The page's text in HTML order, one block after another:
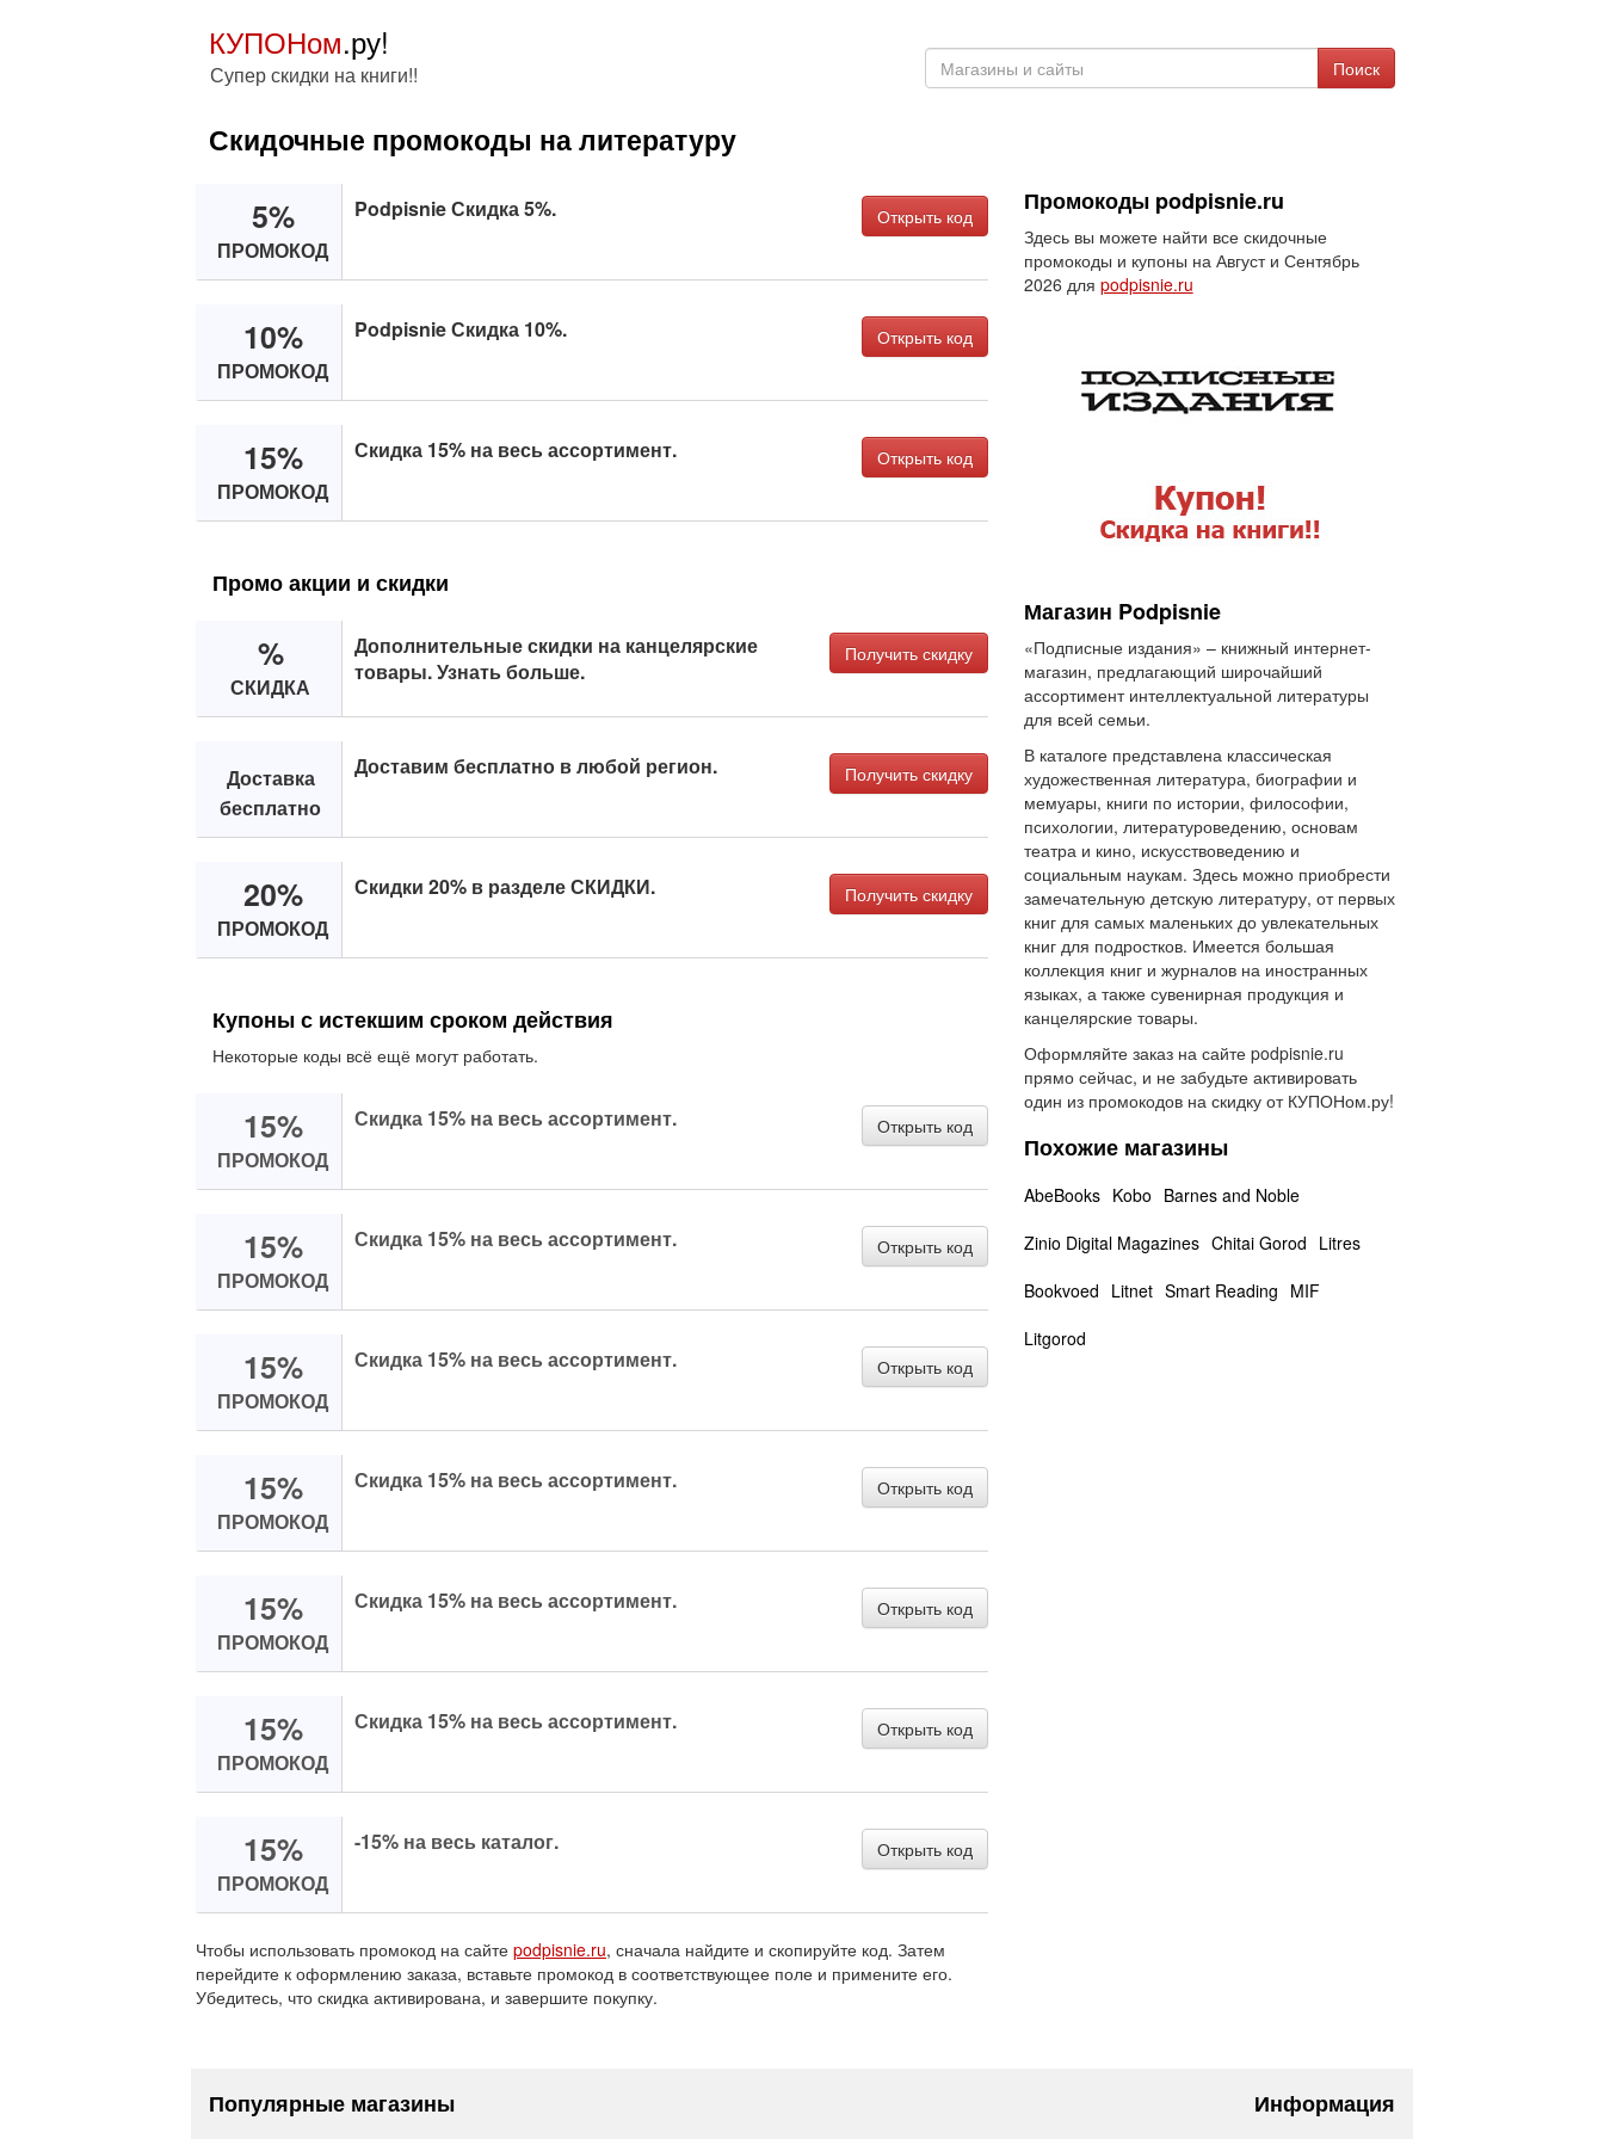
КУПОНом.ру!
Супер скидки на книги!! Поиск
Скидочные промокоды на литературу
5%
ПРОМОКОД
Podpisnie Скидка 5%. Открыть код
10%
ПРОМОКОД
Podpisnie Скидка 10%. Открыть код
15%
ПРОМОКОД
Скидка 15% на весь ассортимент. Открыть код
Промо акции и скидки
%
СКИДКА
Дополнительные скидки на канцелярские
товары. Узнать больше.
Получить скидку
Доставка
бесплатно
Доставим бесплатно в любой регион. Получить скидку
20%
ПРОМОКОД
Скидки 20% в разделе СКИДКИ. Получить скидку
Купоны с истекшим сроком действия
Некоторые коды всё ещё могут работать.
15%
ПРОМОКОД
Скидка 15% на весь ассортимент. Открыть код
15%
ПРОМОКОД
Скидка 15% на весь ассортимент. Открыть код
15%
ПРОМОКОД
Скидка 15% на весь ассортимент. Открыть код
15%
ПРОМОКОД
Скидка 15% на весь ассортимент. Открыть код
15%
ПРОМОКОД
Скидка 15% на весь ассортимент. Открыть код
15%
ПРОМОКОД
Скидка 15% на весь ассортимент. Открыть код
15%
ПРОМОКОД
-15% на весь каталог. Открыть код
Чтобы использовать промокод на сайте podpisnie.ru, сначала найдите и скопируйте код. Затем
перейдите к оформлению заказа, вставьте промокод в соответствующее поле и примените его.
Убедитесь, что скидка активирована, и завершите покупку.
Промокоды podpisnie.ru
Здесь вы можете найти все скидочные
промокоды и купоны на Август и Сентябрь
2026 для podpisnie.ru
Магазин Podpisnie
«Подписные издания» – книжный интернет-
магазин, предлагающий широчайший
ассортимент интеллектуальной литературы
для всей семьи.
В каталоге представлена классическая
художественная литература, биографии и
мемуары, книги по истории, философии,
психологии, литературоведению, основам
театра и кино, искусствоведению и
социальным наукам. Здесь можно приобрести
замечательную детскую литературу, от первых
книг для самых маленьких до увлекательных
книг для подростков. Имеется большая
коллекция книг и журналов на иностранных
языках, а также сувенирная продукция и
канцелярские товары.
Оформляйте заказ на сайте podpisnie.ru
прямо сейчас, и не забудьте активировать
один из промокодов на скидку от КУПОНом.ру!
Похожие магазины
AbeBooks Kobo Barnes and Noble
Zinio Digital Magazines Chitai Gorod Litres
Bookvoed Litnet Smart Reading MIF
Litgorod
Популярные магазины Информация